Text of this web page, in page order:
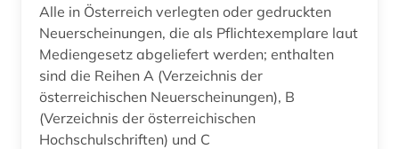
fotografie (1)
franken (2)
frankreich (13)
französisch (1)
Rheinland-Pfalz (2)
Rumänien (4)
Russland, Sowjetunion (13)
Saarland (3)
Alle in Österreich verlegten oder gedruckten
Neuerscheinungen, die als Pflichtexemplare laut
Mediengesetz abgeliefert werden; enthalten
sind die Reihen A (Verzeichnis der
österreichischen Neuerscheinungen), B
(Verzeichnis der österreichischen
Hochschulschriften) und C